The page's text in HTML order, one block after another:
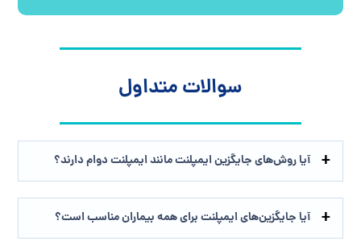
سوالات متداول
آیا روش‌های جایگزین ایمپلنت مانند ایمپلنت دوام دارند؟
آیا جایگزین‌های ایمپلنت برای همه بیماران مناسب است؟